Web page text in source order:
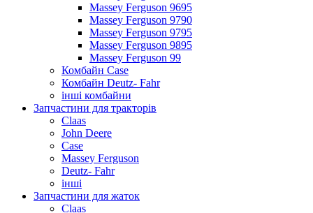
Massey Ferguson 9695
Massey Ferguson 9790
Massey Ferguson 9795
Massey Ferguson 9895
Massey Ferguson 99
Комбайн Case
Комбайн Deutz- Fahr
інші комбайни
Запчастини для тракторів
Claas
John Deere
Case
Massey Ferguson
Deutz- Fahr
інші
Запчастини для жаток
Claas